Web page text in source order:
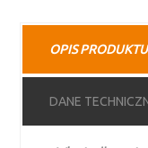
OPIS PRODUKTU
DANE